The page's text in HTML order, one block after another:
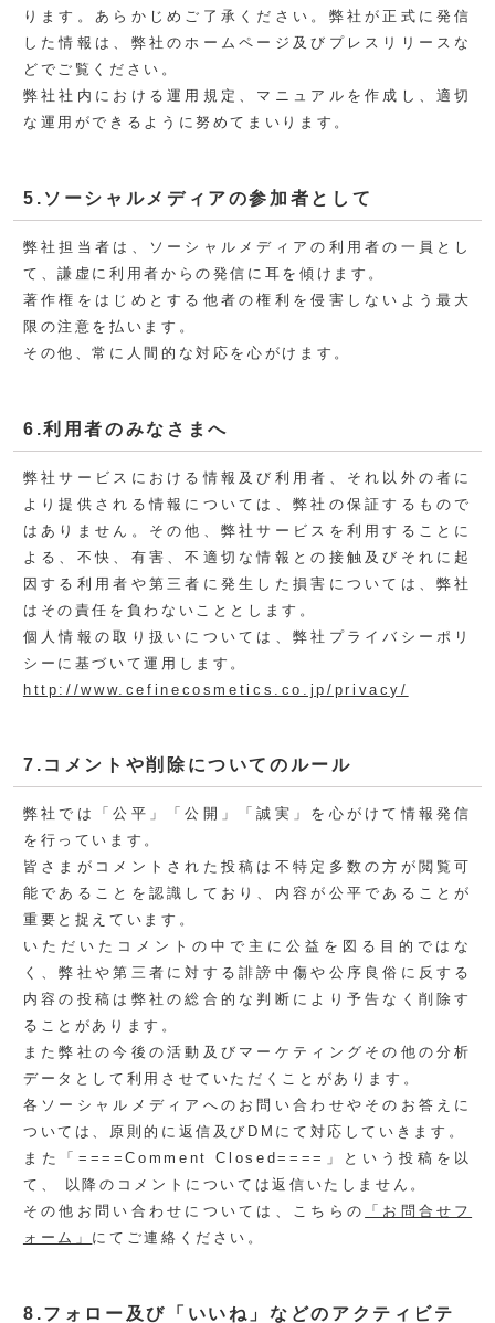
ります。あらかじめご了承ください。弊社が正式に発信
した情報は、弊社のホームページ及びプレスリリースな
どでご覧ください。
弊社社内における運用規定、マニュアルを作成し、適切
な運用ができるように努めてまいります。
5.ソーシャルメディアの参加者として
弊社担当者は、ソーシャルメディアの利用者の一員とし
て、謙虚に利用者からの発信に耳を傾けます。
著作権をはじめとする他者の権利を侵害しないよう最大
限の注意を払います。
その他、常に人間的な対応を心がけます。
6.利用者のみなさまへ
弊社サービスにおける情報及び利用者、それ以外の者に
より提供される情報については、弊社の保証するもので
はありません。その他、弊社サービスを利用することに
よる、不快、有害、不適切な情報との接触及びそれに起
因する利用者や第三者に発生した損害については、弊社
はその責任を負わないこととします。
個人情報の取り扱いについては、弊社プライバシーポリ
シーに基づいて運用します。
http://www.cefinecosmetics.co.jp/privacy/
7.コメントや削除についてのルール
弊社では「公平」「公開」「誠実」を心がけて情報発信
を行っています。
皆さまがコメントされた投稿は不特定多数の方が閲覧可
能であることを認識しており、内容が公平であることが
重要と捉えています。
いただいたコメントの中で主に公益を図る目的ではな
く、弊社や第三者に対する誹謗中傷や公序良俗に反する
内容の投稿は弊社の総合的な判断により予告なく削除す
ることがあります。
また弊社の今後の活動及びマーケティングその他の分析
データとして利用させていただくことがあります。
各ソーシャルメディアへのお問い合わせやそのお答えに
ついては、原則的に返信及びDMにて対応していきます。
また「====Comment Closed====」という投稿を以
て、 以降のコメントについては返信いたしません。
その他お問い合わせについては、こちらの
「お問合せフ
ォーム」 にてご連絡ください。
8.フォロー及び「いいね」などのアクティビテ